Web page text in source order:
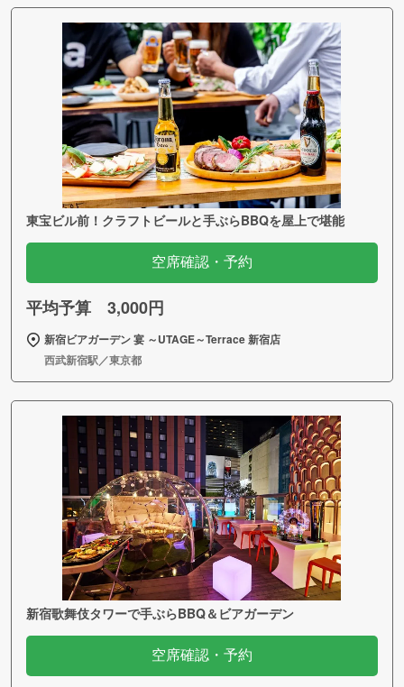
東宝ビル前！クラフトビールと手ぶらBBQを屋上で堪能
空席確認・予約
平均予算 3,000円
新宿ビアガーデン 宴 ～UTAGE～Terrace 新宿店
西武新宿駅／東京都
新宿歌舞伎タワーで手ぶらBBQ＆ビアガーデン
空席確認・予約